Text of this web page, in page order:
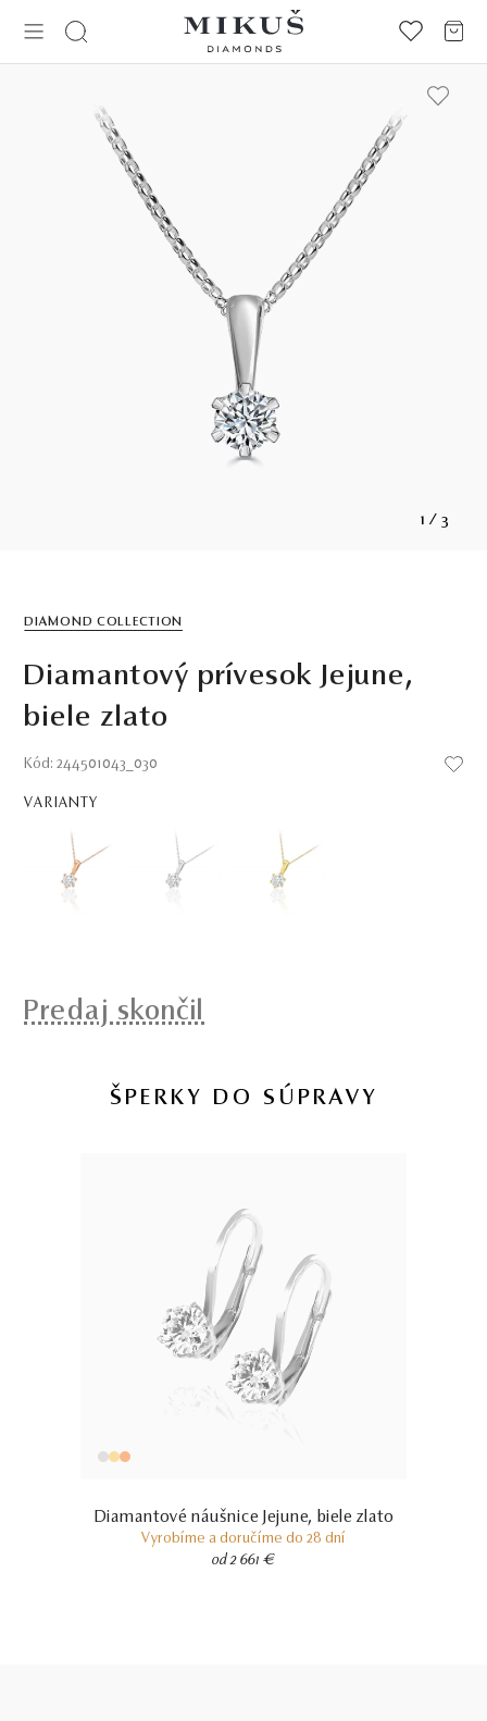
1 / 3
DIAMOND COLLECTION
Diamantový prívesok Jejune,
biele zlato
Kód: 244501043_030
VARIANTY
Predaj skončil
ŠPERKY DO SÚPRAVY
Diamantové náušnice Jejune, biele zlato
Vyrobíme a doručíme do 28 dní
od 2 661 €